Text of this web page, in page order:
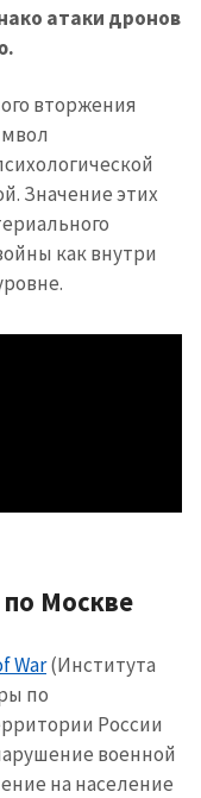
атаки дронов
вторжения
Значение этих
как внутри
Москве
War(Института
по
России
военной
на население